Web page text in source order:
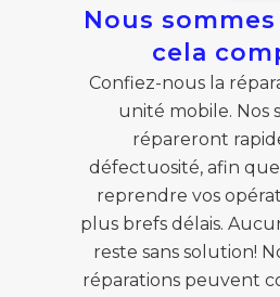
Nous
cela
Confiez-nous la
unité mobile. Nos
répareront
défectuosité, afin
reprendre vos
plus brefs délais.
reste sans solution!
réparations peuvent